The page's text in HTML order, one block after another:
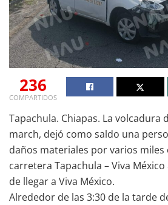
236
COMPARTIDOS
Tapachula. Chiapas. La volcadura
march, dejó como saldo una
daños materiales por varios miles
carretera Tapachula – Viva
de llegar a Viva México.
Alrededor de las 3:30 de la tarde